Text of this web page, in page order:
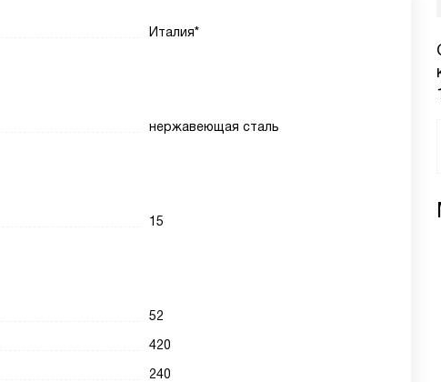
1
Италия*
нержавеющая сталь
15
52
420
240